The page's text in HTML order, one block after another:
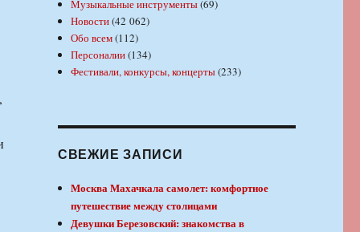
Музыкальные инструменты(69)
Новости(42 062)
Обо всем(112)
Персоналии(134)
Фестивали, конкурсы, концерты(233)
СВЕЖИЕ ЗАПИСИ
Москва Махачкала самолет: комфортное
путешествие между столицами
Девушки Березовский: знакомства в